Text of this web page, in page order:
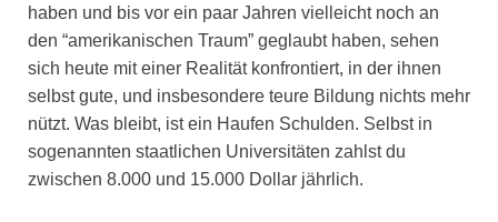
haben und bis vor ein paar Jahren vielleicht noch an
den “amerikanischen Traum” geglaubt haben, sehen
sich heute mit einer Realität konfrontiert, in der ihnen
selbst gute, und insbesondere teure Bildung nichts mehr
nützt. Was bleibt, ist ein Haufen Schulden. Selbst in
sogenannten staatlichen Universitäten zahlst du
zwischen 8.000 und 15.000 Dollar jährlich.